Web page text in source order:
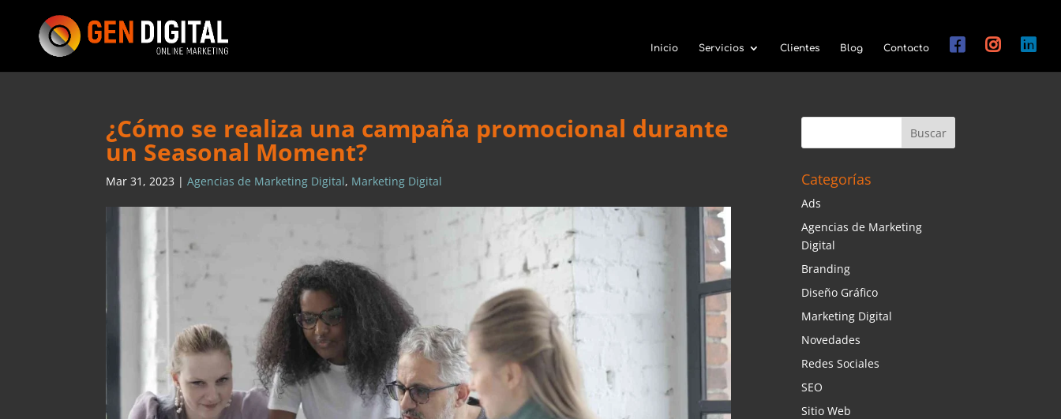
Inicio Servicios Clientes Blog Contacto
¿Cómo se realiza una campaña promocional durante
un Seasonal Moment?
Mar 31, 2023 |Agencias de Marketing Digital, Marketing Digital Categorías
Ads
Agencias de Marketing
Digital
Branding
Diseño Gráfico
Marketing Digital
Novedades
Redes Sociales
SEO
Sitio Web